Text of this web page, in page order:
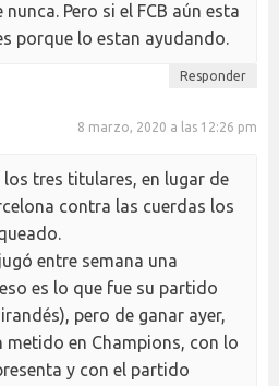
Pero si el FCB aún esta
porque lo estan ayudando.
Responder
8 marzo, 2020 a las 12:26 pm
los tres titulares, en lugar de
contra las cuerdas los
entre semana una
es lo que fue su partido
pero de ganar ayer,
metido en Champions, con lo
y con el partido